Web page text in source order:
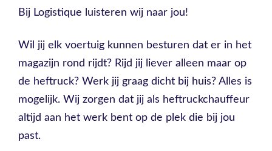
Bij Logistique luisteren wij naar jou!
Wil jij elk voertuig kunnen besturen dat er in het
magazijn rond rijdt? Rijd jij liever alleen maar op
de heftruck? Werk jij graag dicht bij huis? Alles is
mogelijk. Wij zorgen dat jij als heftruckchauffeur
altijd aan het werk bent op de plek die bij jou
past.